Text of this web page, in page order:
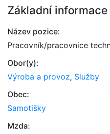
Základní
Název pozice:
Pracovník/pracovnice
Obor(y):
Výroba a provoz, Služby
Obec:
Samotišky
Mzda: